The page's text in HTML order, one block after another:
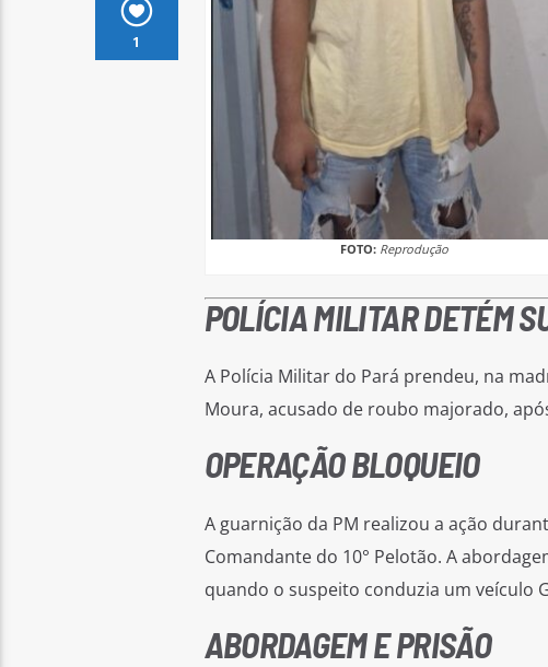
1
FOTO: Reprodução
POLÍCIA MILITAR DETÉM
A Polícia Militar do Pará prendeu, na
Moura, acusado de roubo majorado,
OPERAÇÃO BLOQUEIO
A guarnição da PM realizou a ação
Comandante do 10° Pelotão. A
quando o suspeito conduzia um veículo
ABORDAGEM E PRISÃO